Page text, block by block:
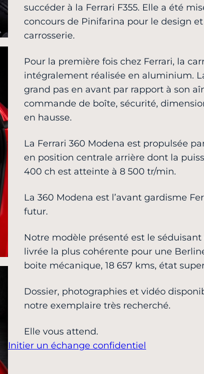
succéder à la Ferrari F355. Elle a été
concours de Pinifarina pour le design
carrosserie.
Pour la première fois chez Ferrari, la
intégralement réalisée en aluminium.
grand pas en avant par rapport à son
commande de boîte, sécurité,
en hausse.
La Ferrari 360 Modena est propulsée
en position centrale arrière dont la
400 ch est atteinte à 8 500 tr/min.
La 360 Modena est l’avant gardisme
futur.
Notre modèle présenté est le séduisant
livrée la plus cohérente pour une
boite mécanique, 18 657 kms, état
Dossier, photographies et vidéo
notre exemplaire très recherché.
Elle vous attend.
Initier un échange confidentiel